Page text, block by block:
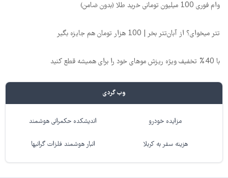
وام فوری 100 میلیون تومانی خرید طلا (بدون ضامن)
تتر میخوای؟ از آبان‌تتر بخر | 100 هزار تومان هم جایزه بگیر
با 40% تخفیف ویژه ریزش موهای خود را برای همیشه قطع کنید
وب گردی
مزایده خودرو اندیشکده حکمرانی هوشمند
هزینه سفر به کربلا انبار هوشمند فلزات گرانبها